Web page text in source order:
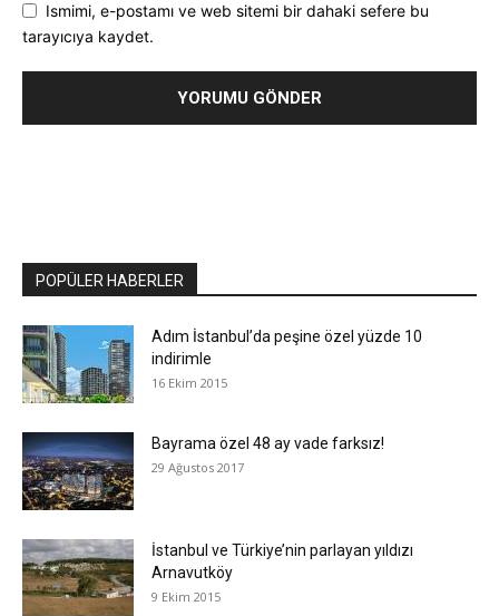
Ismimi, e-postamı ve web sitemi bir dahaki sefere bu
tarayıcıya kaydet.
POPÜLER HABERLER
Adım İstanbul’da peşine özel yüzde 10
indirimle
16 Ekim 2015
Bayrama özel 48 ay vade farksız!
29 Ağustos 2017
İstanbul ve Türkiye’nin parlayan yıldızı
Arnavutköy
9 Ekim 2015